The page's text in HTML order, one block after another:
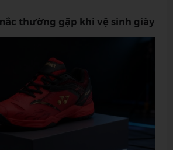
thường gặp khi vệ sinh giày